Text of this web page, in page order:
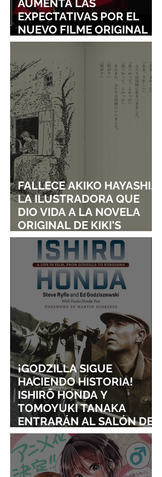
AUMENTA LAS
EXPECTATIVAS POR EL
NUEVO FILME ORIGINAL
DE SHINGO NATSUME!
FALLECE AKIKO HAYASHI,
LA ILUSTRADORA QUE
DIO VIDA A LA NOVELA
ORIGINAL DE KIKI'S
DELIVERY SERVICE
¡GODZILLA SIGUE
HACIENDO HISTORIA!
ISHIRŌ HONDA Y
TOMOYUKI TANAKA
ENTRARÁN AL SALÓN DE
LA FAMA DE LOS EFECTOS
VISUALES